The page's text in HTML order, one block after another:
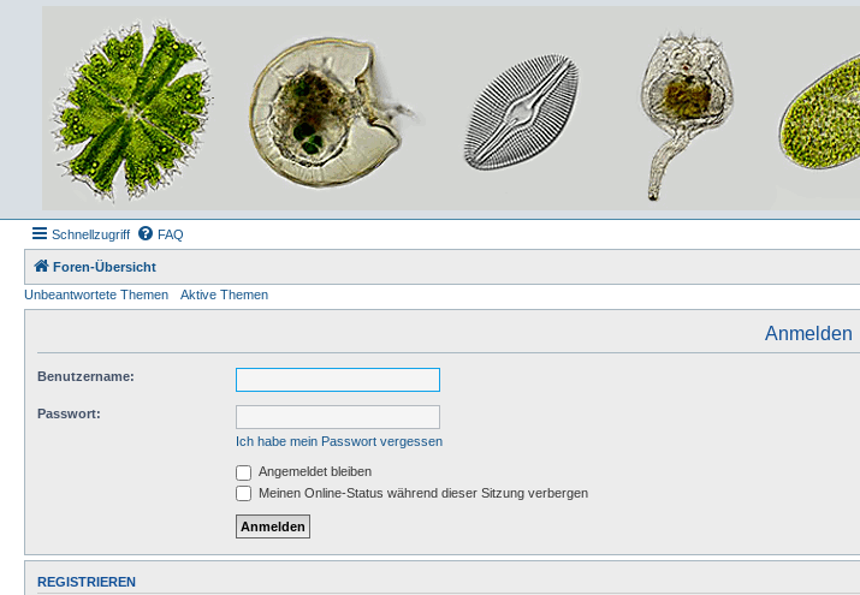
Schnellzugriff FAQ
Foren-Übersicht
Unbeantwortete Themen
Aktive Themen
Anmelden
Benutzername:
Passwort:
Ich habe mein Passwort vergessen
Angemeldet bleiben
Meinen Online-Status während dieser Sitzung verbergen
REGISTRIEREN